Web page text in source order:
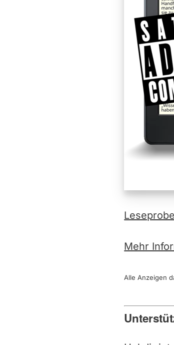
Leseprobe
Mehr
Alle Anzeigen